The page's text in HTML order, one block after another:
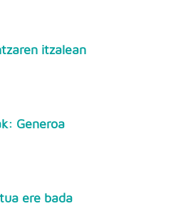
itzalean
Generoa
ere bada